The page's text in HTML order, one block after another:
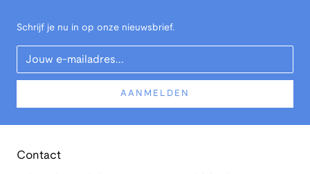
Schrijf je nu in op onze nieuwsbrief.
Your Email
AANMELDEN
Contact